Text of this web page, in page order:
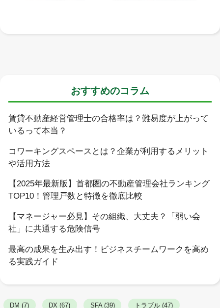
おすすめのコラム
賃貸不動産経営管理士の合格率は？難易度が上がって
いるって本当？
コワーキングスペースとは？企業が利用するメリット
や活用方法
【2025年最新版】首都圏の不動産管理会社ランキング
TOP10！管理戸数と特徴を徹底比較
【マネージャー必見】その組織、大丈夫？「弱い会
社」に共通する危険信号
最高の成果を生み出す！ビジネスチームワークを高め
る実践ガイド
DM (7) DX (67) SFA (39) トラブル (47)